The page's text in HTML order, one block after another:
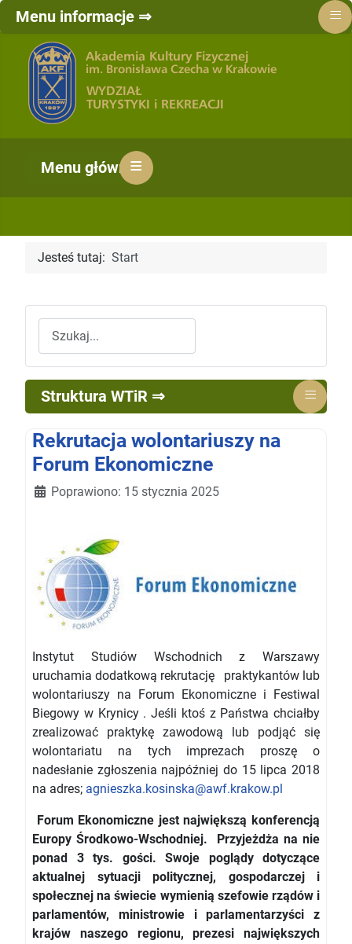
Menu główne ⇒
≡
Jesteś tutaj: Start
Struktura WTiR ⇒ ≡
Rekrutacja wolontariuszy na
Forum Ekonomiczne
Szczegóły
Poprawiono: 15 stycznia 2025
Instytut Studiów Wschodnich z Warszawy
uruchamia dodatkową rekrutację praktykantów lub
wolontariuszy na Forum Ekonomiczne i Festiwal
Biegowy w Krynicy . Jeśli ktoś z Państwa chciałby
zrealizować praktykę zawodową lub podjąć się
wolontariatu na tych imprezach proszę o
nadesłanie zgłoszenia najpóźniej do 15 lipca 2018
na adres; agnieszka.kosinska@awf.krakow.pl
Forum Ekonomiczne jest największą konferencją
Europy Środkowo-Wschodniej. Przyjeżdża na nie
ponad 3 tys. gości. Swoje poglądy dotyczące
aktualnej sytuacji politycznej, gospodarczej i
społecznej na świecie wymienią szefowie rządów i
parlamentów, ministrowie i parlamentarzyści z
krajów naszego regionu, prezesi największych
Menu informacje ⇒ ≡